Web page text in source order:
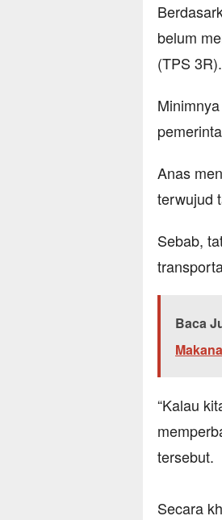
belum
(TPS 3R).
​Anas
terwujud
Sebab,
Baca
​“Kalau
tersebut.
​Secara